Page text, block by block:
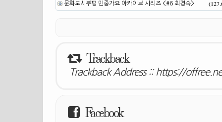
문화도시부평 민중가요 아카이브 시리즈 <#6 최경숙>
Trackback
Trackback Address :: https://
Facebook